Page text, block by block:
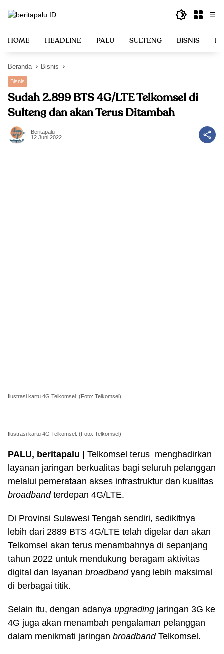
☰
HOME HEADLINE PALU SULTENG BISNIS
Beranda Bisnis
Bisnis
Sudah 2.899 BTS 4G/LTE Telkomsel di
Sulteng dan akan Terus Ditambah
Beritapalu
12 Juni 2022
Ilustrasi kartu 4G Telkomsel. (Foto: Telkomsel)
Ilustrasi kartu 4G Telkomsel. (Foto: Telkomsel)
PALU, beritapalu | Telkomsel terus menghadirkan
layanan jaringan berkualitas bagi seluruh pelanggan
melalui pemerataan akses infrastruktur dan kualitas
broadbandterdepan 4G/LTE.
Di Provinsi Sulawesi Tengah sendiri, sedikitnya
lebih dari 2889 BTS 4G/LTE telah digelar dan akan
Telkomsel akan terus menambahnya di sepanjang
tahun 2022 untuk mendukung beragam aktivitas
digital dan layanan broadbandyang lebih maksimal
di berbagai titik.
Selain itu, dengan adanya upgrading jaringan 3G ke
4G juga akan menambah pengalaman pelanggan
dalam menikmati jaringan broadbandTelkomsel.